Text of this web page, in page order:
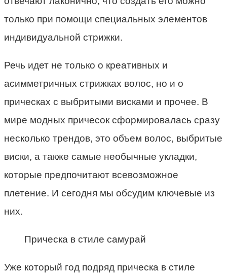
только при помощи специальных элементов
индивидуальной стрижки.
Речь идет не только о креативных и
асимметричных стрижках волос, но и о
прическах с выбритыми висками и прочее. В
мире модных причесок сформировалась сразу
несколько трендов, это объем волос, выбритые
виски, а также самые необычные укладки,
которые предпочитают всевозможное
плетение. И сегодня мы обсудим ключевые из
них.
Прическа в стиле самурай
Уже который год подряд прическа в стиле